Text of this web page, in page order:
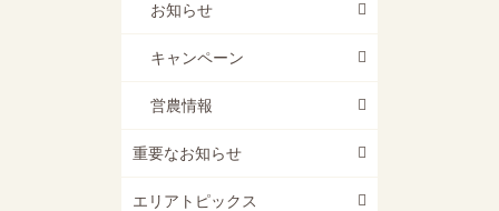
お知らせ
キャンペーン
営農情報
重要なお知らせ
エリアトピックス